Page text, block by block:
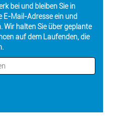
bei und bleiben Sie in
E-Mail-Adresse ein und
Wir halten Sie über geplante
auf dem Laufenden, die